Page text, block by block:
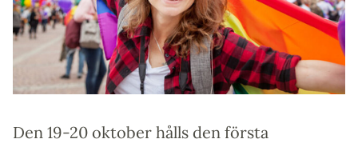
Den 19-20 oktober hålls den första